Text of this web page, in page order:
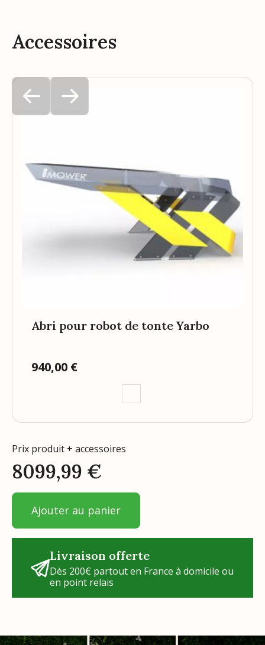
Accessoires
Abri pour robot de tonte Yarbo
Prix
940,00 €
Livraison offerte
Dès 200€ partout en France à domicile ou
en point relais
Prix produit + accessoires
8099,99 €
Ajouter au panier